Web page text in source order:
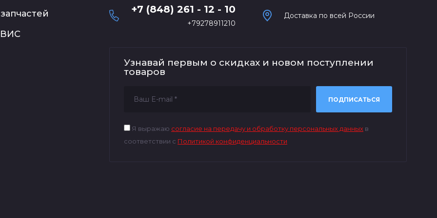
+7 (848) 261 - 12 - 10
+79278911210
Доставка по всей России
Узнавай первым о скидках и новом поступлении
товаров
Я выражаю согласие на передачу и обработку персональных данных в
соответствии с Политикой конфиденциальности
ПОДПИСАТЬСЯ